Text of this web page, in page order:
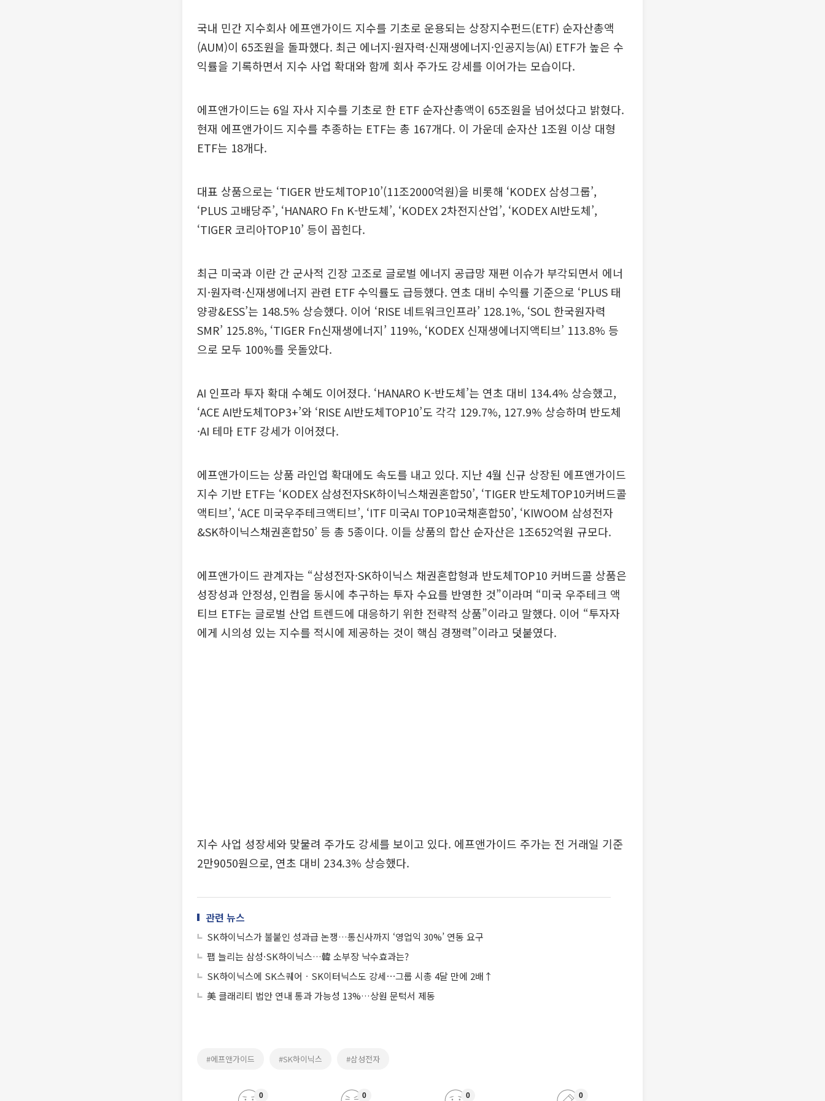
국내 민간 지수회사 에프앤가이드 지수를 기초로 운용되는 상장지수펀드(ETF) 순자산총액
(AUM)이 65조원을 돌파했다. 최근 에너지·원자력·신재생에너지·인공지능(AI) ETF가 높은 수
익률을 기록하면서 지수 사업 확대와 함께 회사 주가도 강세를 이어가는 모습이다.
에프앤가이드는 6일 자사 지수를 기초로 한 ETF 순자산총액이 65조원을 넘어섰다고 밝혔다.
현재 에프앤가이드 지수를 추종하는 ETF는 총 167개다. 이 가운데 순자산 1조원 이상 대형
ETF는 18개다.
대표 상품으로는 ‘TIGER 반도체TOP10’(11조2000억원)을 비롯해 ‘KODEX 삼성그룹’,
‘PLUS 고배당주’, ‘HANARO Fn K-반도체’, ‘KODEX 2차전지산업’, ‘KODEX AI반도체’,
‘TIGER 코리아TOP10’ 등이 꼽힌다.
최근 미국과 이란 간 군사적 긴장 고조로 글로벌 에너지 공급망 재편 이슈가 부각되면서 에너
지·원자력·신재생에너지 관련 ETF 수익률도 급등했다. 연초 대비 수익률 기준으로 ‘PLUS 태
양광&ESS’는 148.5% 상승했다. 이어 ‘RISE 네트워크인프라’ 128.1%, ‘SOL 한국원자력
SMR’ 125.8%, ‘TIGER Fn신재생에너지’ 119%, ‘KODEX 신재생에너지액티브’ 113.8% 등
으로 모두 100%를 웃돌았다.
AI 인프라 투자 확대 수혜도 이어졌다. ‘HANARO K-반도체’는 연초 대비 134.4% 상승했고,
‘ACE AI반도체TOP3+’와 ‘RISE AI반도체TOP10’도 각각 129.7%, 127.9% 상승하며 반도체
·AI 테마 ETF 강세가 이어졌다.
에프앤가이드는 상품 라인업 확대에도 속도를 내고 있다. 지난 4월 신규 상장된 에프앤가이드
지수 기반 ETF는 ‘KODEX 삼성전자SK하이닉스채권혼합50’, ‘TIGER 반도체TOP10커버드콜
액티브’, ‘ACE 미국우주테크액티브’, ‘ITF 미국AI TOP10국채혼합50’, ‘KIWOOM 삼성전자
&SK하이닉스채권혼합50’ 등 총 5종이다. 이들 상품의 합산 순자산은 1조652억원 규모다.
에프앤가이드 관계자는 “삼성전자·SK하이닉스 채권혼합형과 반도체TOP10 커버드콜 상품은
성장성과 안정성, 인컴을 동시에 추구하는 투자 수요를 반영한 것”이라며 “미국 우주테크 액
티브 ETF는 글로벌 산업 트렌드에 대응하기 위한 전략적 상품”이라고 말했다. 이어 “투자자
에게 시의성 있는 지수를 적시에 제공하는 것이 핵심 경쟁력”이라고 덧붙였다.
지수 사업 성장세와 맞물려 주가도 강세를 보이고 있다. 에프앤가이드 주가는 전 거래일 기준
2만9050원으로, 연초 대비 234.3% 상승했다.
관련 뉴스
SK하이닉스가 불붙인 성과급 논쟁…통신사까지 ‘영업익 30%’ 연동 요구
팹 늘리는 삼성·SK하이닉스…韓 소부장 낙수효과는?
SK하이닉스에 SK스퀘어ㆍSK이터닉스도 강세⋯그룹 시총 4달 만에 2배↑
美 클래리티 법안 연내 통과 가능성 13%…상원 문턱서 제동
#에프앤가이드 #SK하이닉스 #삼성전자
0 0 0 0